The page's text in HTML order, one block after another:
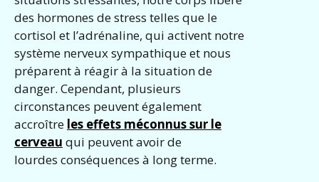
des hormones de stress telles que le
cortisol et l’adrénaline, qui activent notre
système nerveux sympathique et nous
préparent à réagir à la situation de
danger. Cependant, plusieurs
circonstances peuvent également
accroître les effets méconnus sur le
cerveau qui peuvent avoir de
lourdes conséquences à long terme.